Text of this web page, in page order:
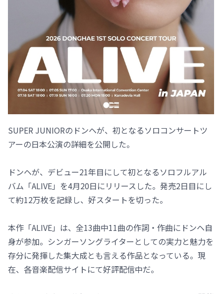
SUPER JUNIORのドンヘが、初となるソロコンサートツ
アーの日本公演の詳細を公開した。
ドンヘが、デビュー21年目にして初となるソロフルアル
バム「ALIVE」を4月20日にリリースした。発売2日目にし
て約12万枚を記録し、好スタートを切った。
本作「ALIVE」は、全13曲中11曲の作詞・作曲にドンヘ自
身が参加。シンガーソングライターとしての実力と魅力を
存分に発揮した集大成とも言える作品となっている。現
在、各音楽配信サイトにて好評配信中だ。